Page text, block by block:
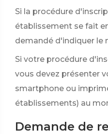
Si la procédure
établissement se fait
demandé d'indiquer le
Si votre procédure
vous devez présenter
smartphone ou
établissements) au
Demande de